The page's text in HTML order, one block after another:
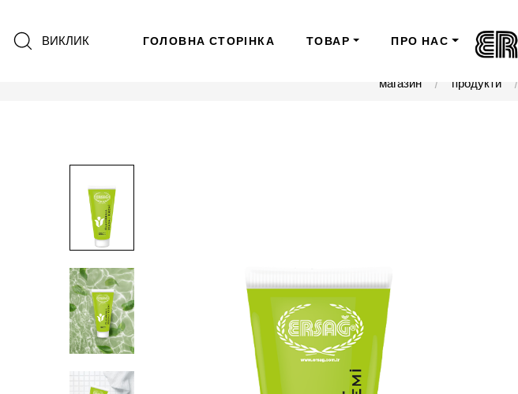
ВИКЛИК ГОЛОВНА СТОРІНКА ТОВАР ПРО НАС
магазин продукти